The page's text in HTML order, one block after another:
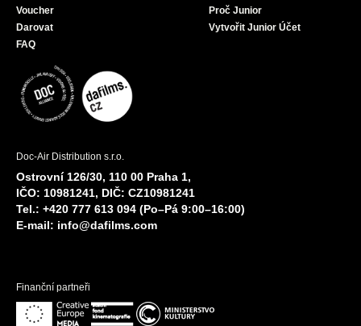
Voucher
Darovat
FAQ
Proč Junior
Vytvořit Junior Účet
Doc-Air Distribution s.r.o.
Ostrovní 126/30, 110 00 Praha 1,
IČO: 10981241, DIČ: CZ10981241
Tel.: +420 777 613 094 (Po–Pá 9:00–16:00)
E-mail: info@dafilms.com
Finanční partneři